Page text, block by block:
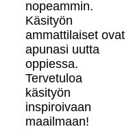
nopeammin.
Käsityön
ammattilaiset ovat
apunasi uutta
oppiessa.
Tervetuloa
käsityön
inspiroivaan
maailmaan!